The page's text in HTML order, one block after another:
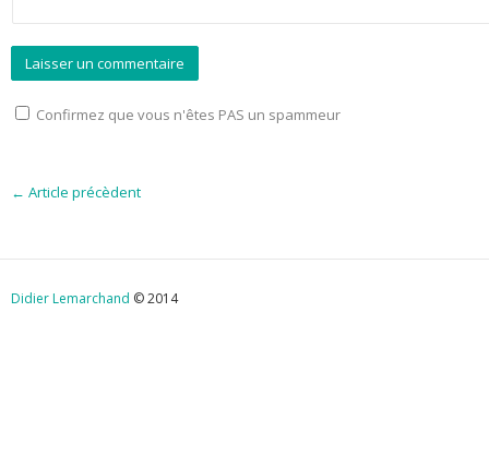
Confirmez que vous n'êtes PAS un spammeur
← Article précèdent
Didier Lemarchand © 2014